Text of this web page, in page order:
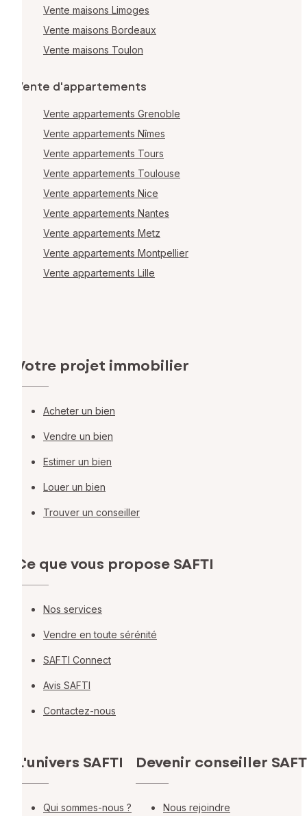
Vente maisons Limoges
Vente maisons Bordeaux
Vente maisons Toulon
Vente d'appartements
Vente appartements Grenoble
Vente appartements Nîmes
Vente appartements Tours
Vente appartements Toulouse
Vente appartements Nice
Vente appartements Nantes
Vente appartements Metz
Vente appartements Montpellier
Vente appartements Lille
Votre projet immobilier
Acheter un bien
Vendre un bien
Estimer un bien
Louer un bien
Trouver un conseiller
Ce que vous propose SAFTI
Nos services
Vendre en toute sérénité
SAFTI Connect
Avis SAFTI
Contactez-nous
L'univers SAFTI
Qui sommes-nous ?
Devenir conseiller
Nous rejoindre